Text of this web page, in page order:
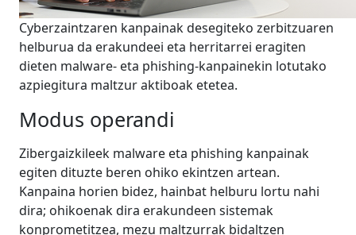
Cyberzaintzaren kanpainak desegiteko zerbitzuaren
helburua da erakundeei eta herritarrei eragiten
dieten malware- eta phishing-kanpainekin lotutako
azpiegitura maltzur aktiboak etetea.
Modus operandi
Zibergaizkileek malware eta phishing kanpainak
egiten dituzte beren ohiko ekintzen artean.
Kanpaina horien bidez, hainbat helburu lortu nahi
dira; ohikoenak dira erakundeen sistemak
konprometitzea, mezu maltzurrak bidaltzen